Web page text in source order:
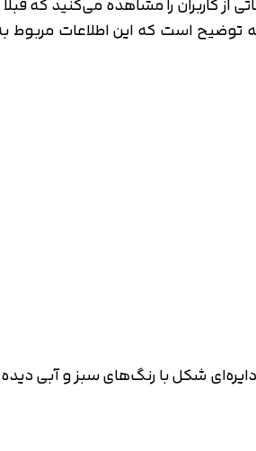
توضیح است که این اطلاعات
شکل با رنگ‌های سبز و آبی دیده